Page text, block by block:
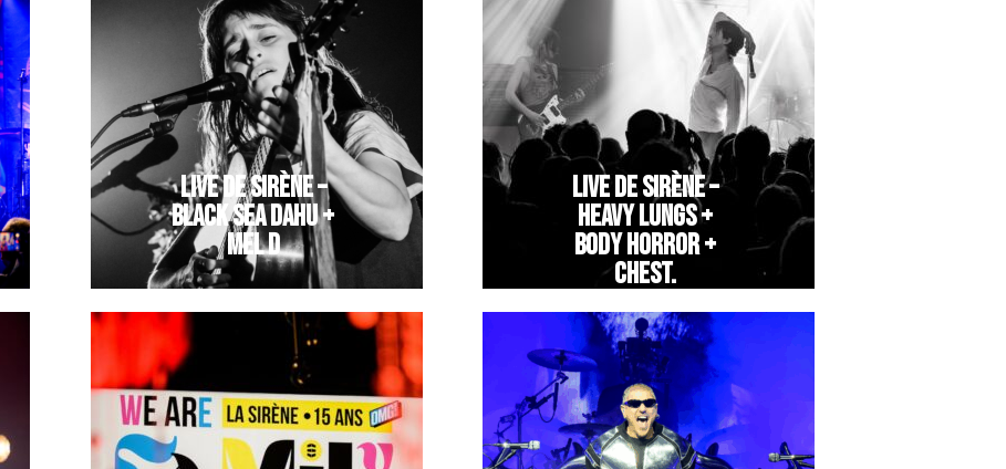
LIVE DE SIRÈNE –
BLACK SEA DAHU +
MEL D
LIVE DE SIRÈNE –
HEAVY LUNGS +
BODY HORROR +
CHEST.